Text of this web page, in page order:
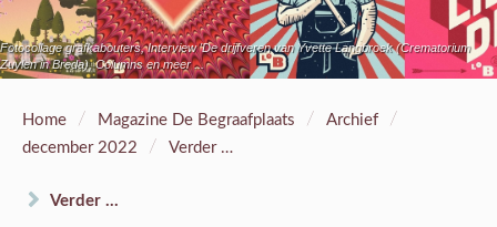
Fotocollage grafkabouters, Interview 'De drijfveren van Yvette Langbroek (Crematorium
Zuylen in Breda), Columns en meer ...
Home / Magazine De Begraafplaats / Archief /
december 2022 / Verder …
Verder ...